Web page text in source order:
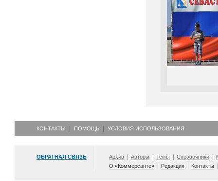
КОНТАКТЫ ПОМОЩЬ УСЛОВИЯ ИСПОЛЬЗОВАНИЯ
ОБРАТНАЯ СВЯЗЬ Архив Авторы Темы Справочники
О «Коммерсанте»
Редакция Контакты